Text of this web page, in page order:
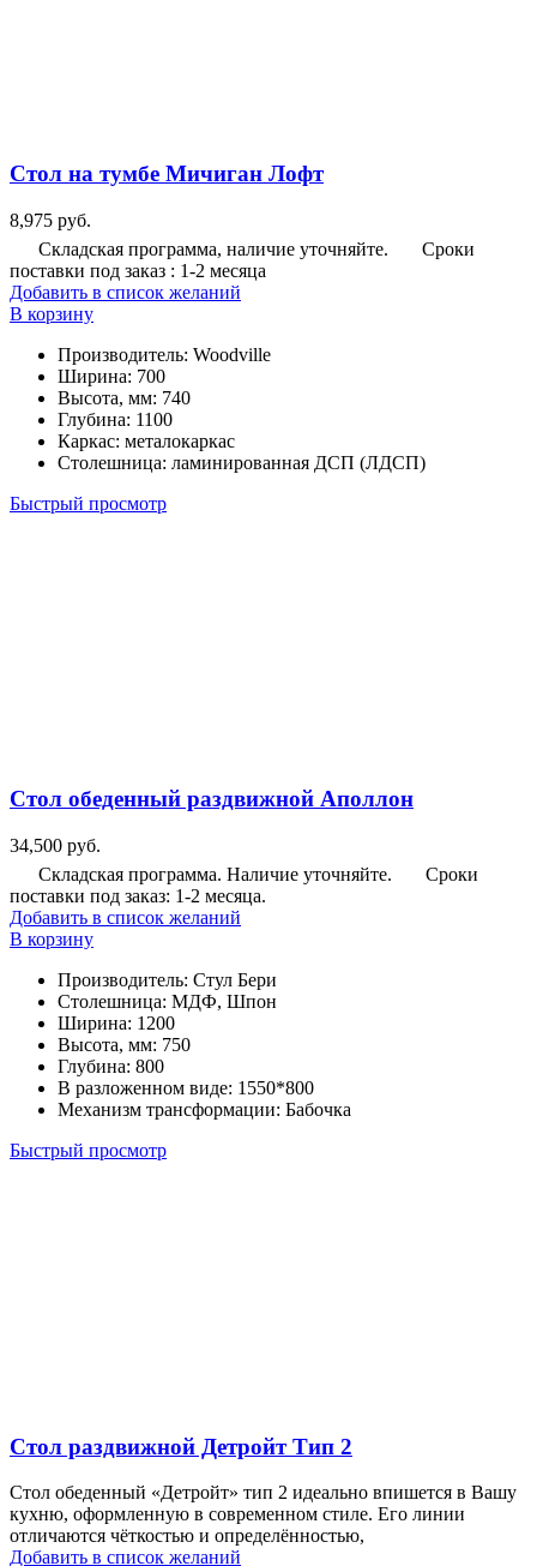
Стол на тумбе Мичиган Лофт
8,975 руб.
Складская программа, наличие уточняйте.
Сроки
поставки под заказ : 1-2 месяца
Добавить в список желаний
В корзину
Производитель: Woodville
Ширина: 700
Высота, мм: 740
Глубина: 1100
Каркас: металокаркас
Столешница: ламинированная ДСП (ЛДСП)
Быстрый просмотр
Стол обеденный раздвижной Аполлон
34,500 руб.
Складская программа. Наличие уточняйте.
Сроки
поставки под заказ: 1-2 месяца.
Добавить в список желаний
В корзину
Производитель: Стул Бери
Столешница: МДФ, Шпон
Ширина: 1200
Высота, мм: 750
Глубина: 800
В разложенном виде: 1550*800
Механизм трансформации: Бабочка
Быстрый просмотр
Стол раздвижной Детройт Тип 2
Стол обеденный «Детройт» тип 2 идеально впишется в Вашу
кухню, оформленную в современном стиле. Его линии
отличаются чёткостью и определённостью,
Добавить в список желаний